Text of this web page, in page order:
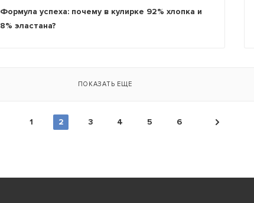
Формула успеха: почему в кулирке 92% хлопка и
8% эластана?
ПОКАЗАТЬ ЕЩЕ
1 2 3 4 5 6